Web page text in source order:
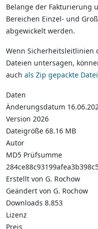
Belange der Fakturierung
Bereichen Einzel- und
abgewickelt werden.
Wenn Sicherheitsleitlinien
Dateien untersagen,
auch als Zip gepackte
Daten
Änderungsdatum
Version 2026
Dateigröße 68.16 MB
Autor
MD5 Prüfsumme
Erstellt von G. Rochow
Geändert von G. Rochow
Downloads 8.853
Lizenz
Preis